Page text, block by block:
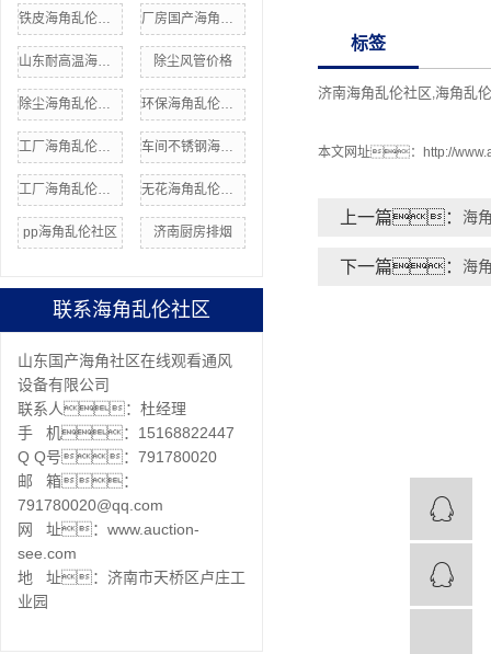
除尘风管价格
pp海角乱伦社区 济南厨房排烟
联系海角乱伦社区
山东国产海角社区在线观看通风
设备有限公司
联系人：杜经理
手 机：15168822447
Q Q号：791780020
邮 箱：
791780020@qq.com
网 址：www.auction-
see.com
地 址：济南市天桥区卢庄工
业园
标签
济南海角乱伦社区 海角乱
本文网址： http://
上一篇： 海
下一篇： 海